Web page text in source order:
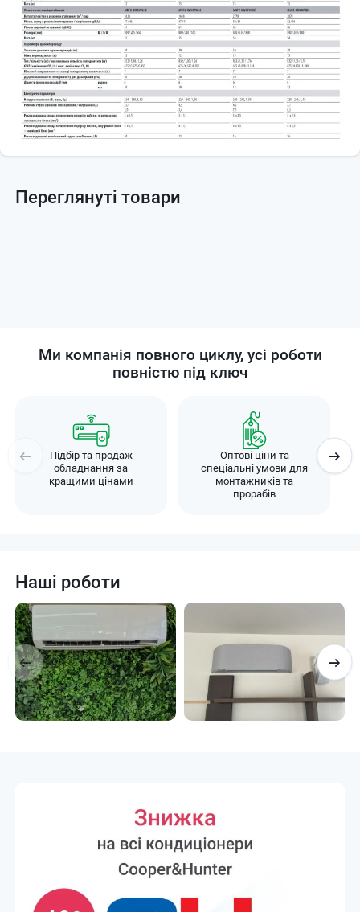
Переглянуті товари
Ми компанія повного циклу, усі роботи
повністю під ключ
Підбір та продаж
обладнання за
кращими цінами
Оптові ціни та
спеціальні умови для
монтажників та
прорабів
Наші роботи